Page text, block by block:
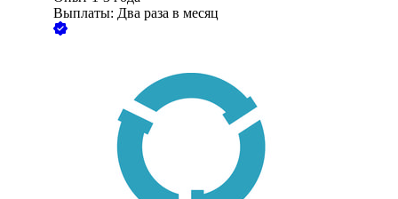
Выплаты: Два раза в месяц